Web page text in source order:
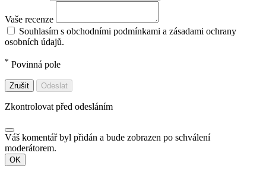
Vaše recenze
Souhlasím s obchodními podmínkami a zásadami ochrany
osobních údajů.
* Povinná pole
Zrušit Odeslat
Zkontrolovat před odesláním
Váš komentář byl přidán a bude zobrazen po schválení
moderátorem.
OK